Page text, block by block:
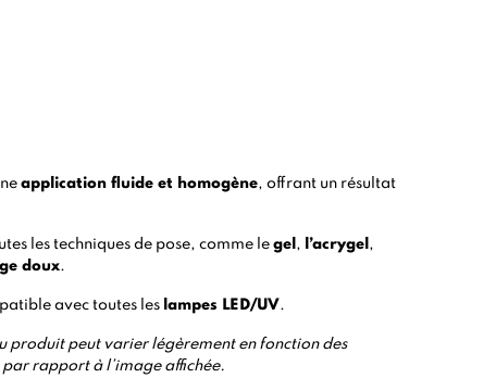
application fluide et homogène, offrant un résultat
les techniques de pose, comme legel , l’acrygel ,
doux.
avec toutes les lampes LED/UV.
produit peut varier légèrement en fonction des
rapport à l’image affichée.